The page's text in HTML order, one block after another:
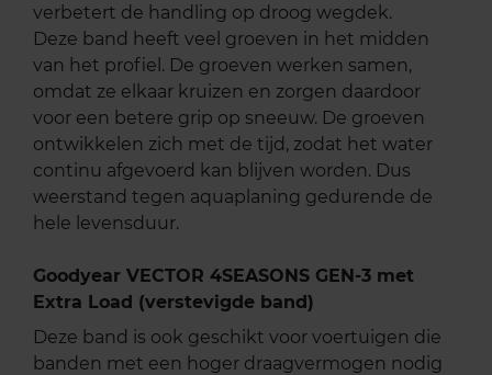
verbetert de handling op droog wegdek.
Deze band heeft veel groeven in het midden
van het profiel. De groeven werken samen,
omdat ze elkaar kruizen en zorgen daardoor
voor een betere grip op sneeuw. De groeven
ontwikkelen zich met de tijd, zodat het water
continu afgevoerd kan blijven worden. Dus
weerstand tegen aquaplaning gedurende de
hele levensduur.
Goodyear VECTOR 4SEASONS GEN-3 met
Extra Load (verstevigde band)
Deze band is ook geschikt voor voertuigen die
banden met een hoger draagvermogen nodig